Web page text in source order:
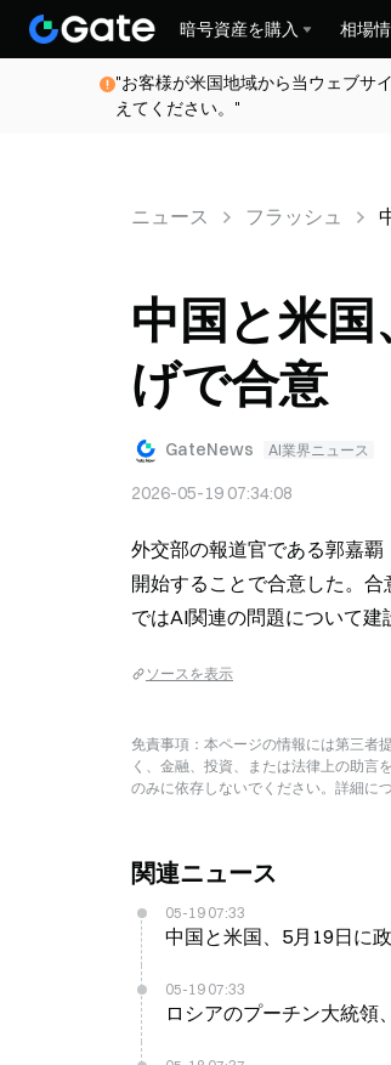
暗号資産を購入 相場
"お客様が米国地域から当ウェブサ
えてください。"
ニュース フラッシュ
中国と米
げで合意
GateNews AI業界ニュース
2026-05-19 07:34:08
外交部の報道官である郭嘉
開始することで合意した。
ではAI関連の問題について建
ソースを表示
免責事項：本ページの情報には第三者
く、金融、投資、または法律上の助言
のみに依存しないでください。詳細につ
関連ニュース
05-19 07:33
中国と米国、5月19日に
05-19 07:33
ロシアのプーチン大統